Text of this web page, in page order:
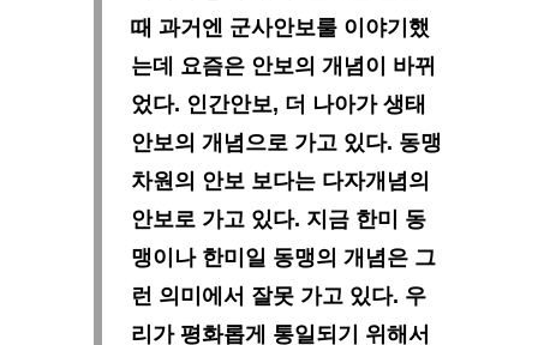
때 과거엔 군사안보룰 이야기했
는데 요즘은 안보의 개념이 바뀌
었다. 인간안보, 더 나아가 생태
안보의 개념으로 가고 있다. 동맹
차원의 안보 보다는 다자개념의
안보로 가고 있다. 지금 한미 동
맹이나 한미일 동맹의 개념은 그
런 의미에서 잘못 가고 있다. 우
리가 평화롭게 통일되기 위해서